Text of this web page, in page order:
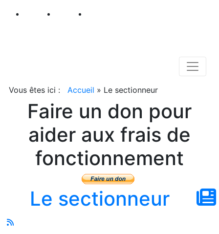
Vous êtes ici : Accueil » Le sectionneur
Faire un don pour
aider aux frais de
fonctionnement
Le sectionneur